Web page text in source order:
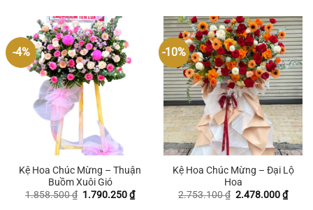
-4%
Kệ Hoa Chúc Mừng – Thuận
Buồm Xuôi Gió
1.858.500₫ Giá
1.790.250₫Giá
hiện
-10%
Kệ Hoa Chúc Mừng – Đại Lộ
Hoa
2.753.100₫ Giá
2.478.000₫Giá
hiện